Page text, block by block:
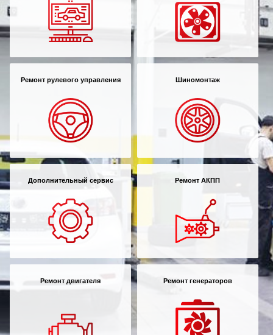
Ремонт рулевого управления Шиномонтаж
Дополнительный сервис Ремонт АКПП
Ремонт двигателя Ремонт генераторов